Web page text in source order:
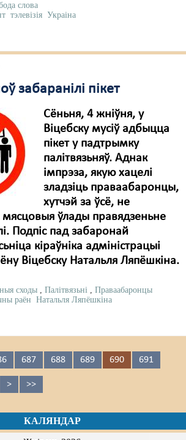
слова
тэлевізія Украіна
забаранілі пікет
Сёньня, 4 жніўня, у
Віцебску мусіў адбыцца
пікет у падтрымку
палітвязьняў. Аднак
імпрэза, якую хацелі
зладзіць праваабаронцы,
хутчэй за ўсё, не
ўлады правядзеньне
Подпіс пад забаронай
кіраўніка адміністрацыі
Віцебску Натальля Ляпёшкіна.
сходы , Палітвязьні , Праваабаронцы
раён Натальля Ляпёшкіна
687 688 689 690 691
> >>
КАЛЯНДАР